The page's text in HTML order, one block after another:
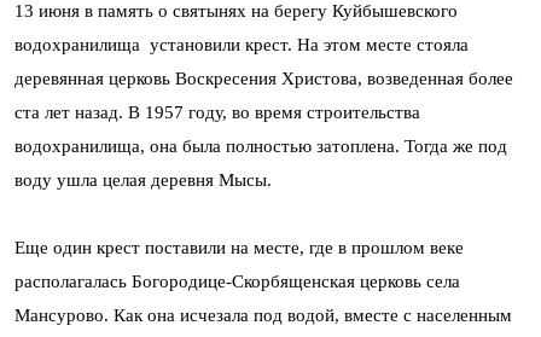
13 июня в память о святынях на берегу Куйбышевского
водохранилища установили крест. На этом месте стояла
деревянная церковь Воскресения Христова, возведенная более
ста лет назад. В 1957 году, во время строительства
водохранилища, она была полностью затоплена. Тогда же под
воду ушла целая деревня Мысы.
Еще один крест поставили на месте, где в прошлом веке
располагалась Богородице-Скорбященская церковь села
Мансурово. Как она исчезала под водой, вместе с населенным